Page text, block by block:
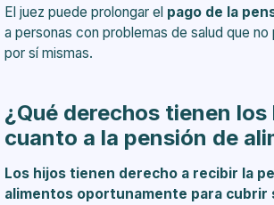
El juez puede prolongar el pago de la
a personas con problemas de salud que no
por sí mismas.
¿Qué derechos tienen los
cuanto a la pensión de
Los hijos tienen derecho a recibir la
alimentos oportunamente para cubrir